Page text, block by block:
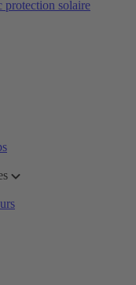
protection solaire